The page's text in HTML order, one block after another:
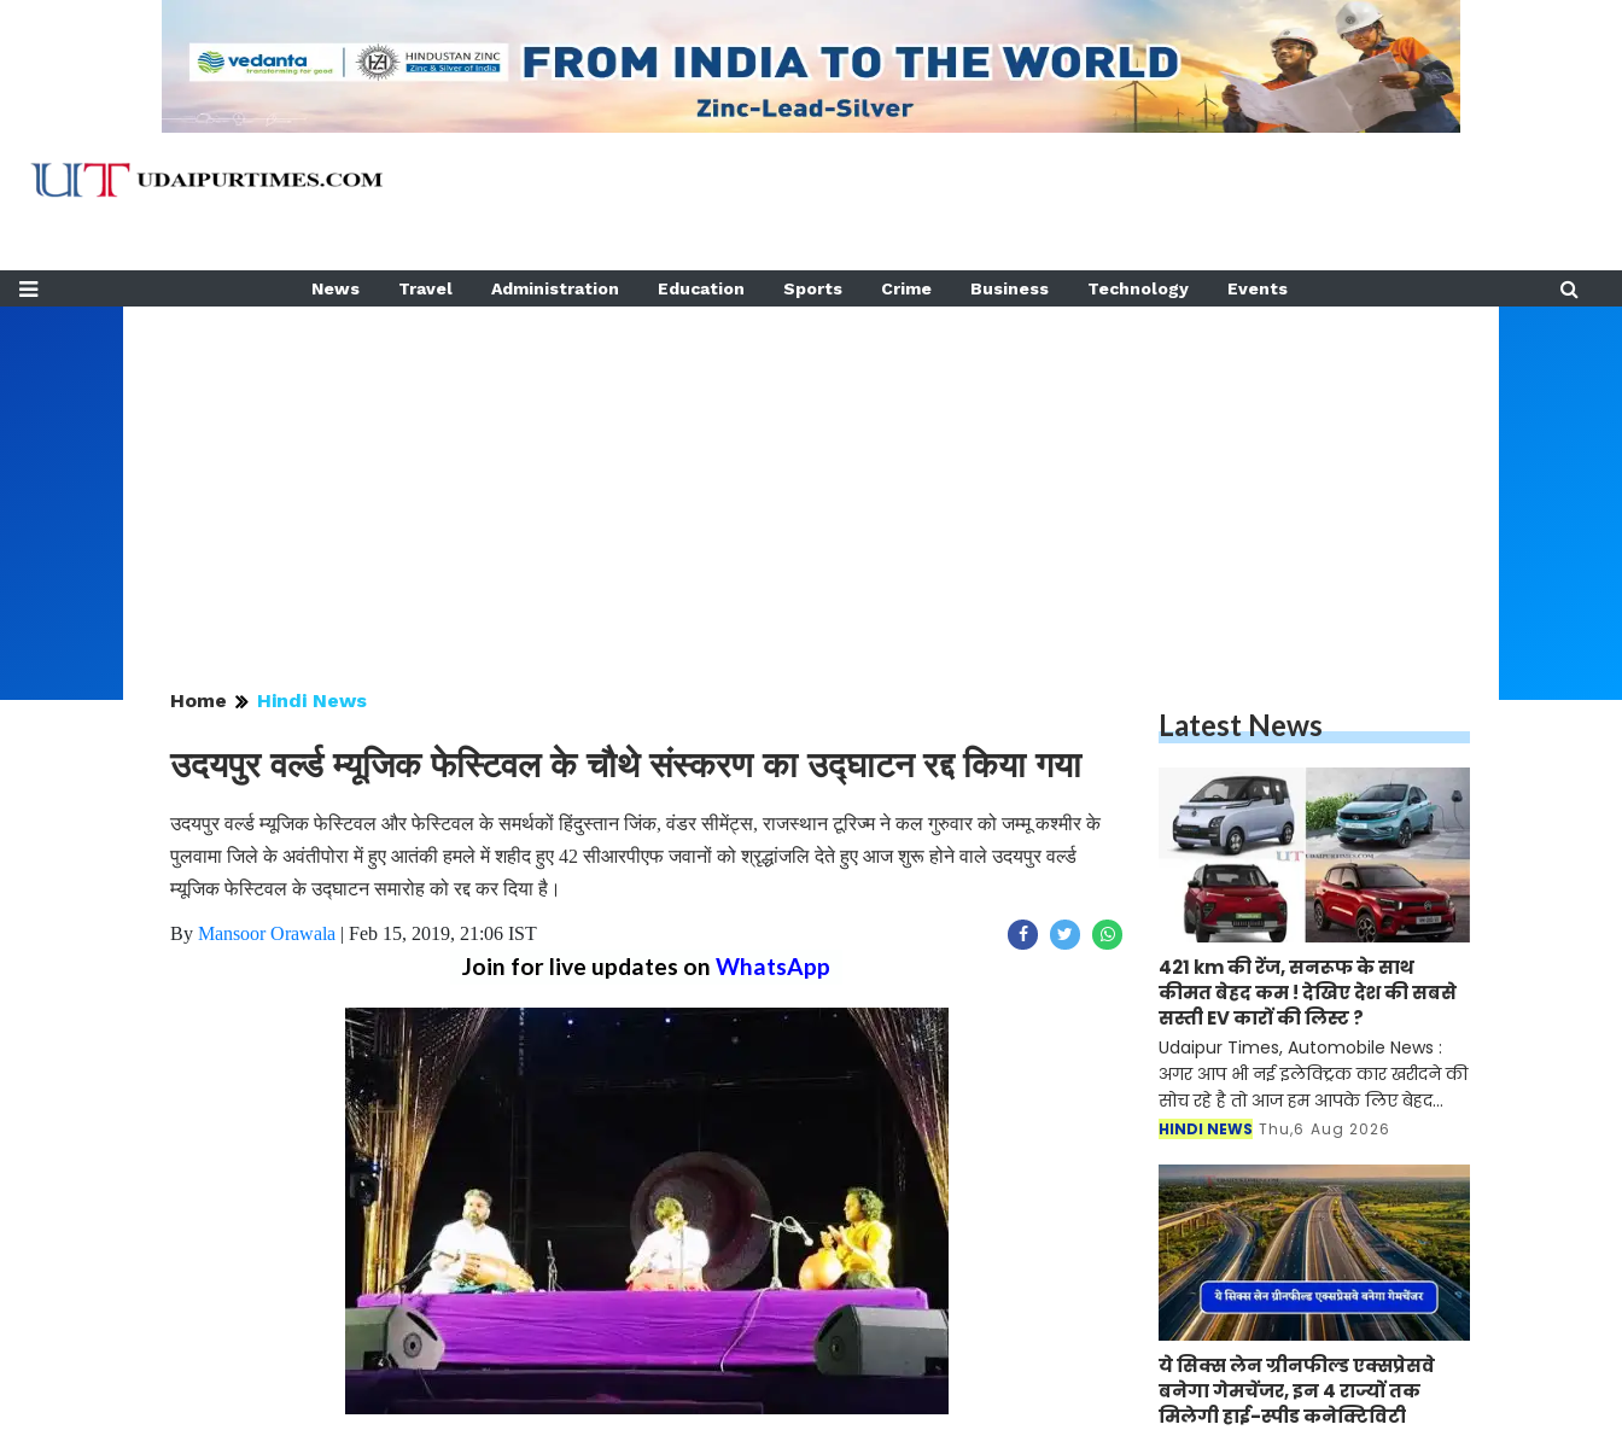
News Travel Administration Education Sports Crime Business Technology Events
Home Hindi News
उदयपुर वर्ल्ड म्यूजिक फेस्टिवल के चौथे संस्करण का उद्घाटन रद्द किया गया
उदयपुर वर्ल्ड म्यूजिक फेस्टिवल और फेस्टिवल के समर्थकों हिंदुस्तान जिंक, वंडर सीमेंट्स, राजस्थान टूरिज्म ने कल गुरुवार को जम्मू कश्मीर के
पुलवामा जिले के अवंतीपोरा में हुए आतंकी हमले में शहीद हुए 42 सीआरपीएफ जवानों को श्रृद्धांजलि देते हुए आज शुरू होने वाले उदयपुर वर्ल्ड
म्यूजिक फेस्टिवल के उद्घाटन समारोह को रद्द कर दिया है।
By Mansoor Orawala | Feb 15, 2019, 21:06 IST
Join for live updates on WhatsApp
Latest News
421 km की रेंज, सनरूफ के साथ
कीमत बेहद कम ! देखिए देश की सबसे
सस्ती EV कारों की लिस्ट ?
Udaipur Times, Automobile News :
अगर आप भी नई इलेक्ट्रिक कार खरीदने की
सोच रहे है तो आज हम आपके लिए बेहद
जरूरी जानकारी लेकर आए है। आज हम
वाली इलेक्ट्रिक कारों
HINDI NEWS Thu,6 Aug 2026
ये सिक्स लेन ग्रीनफील्ड एक्सप्रेसवे
बनेगा गेमचेंजर, इन 4 राज्यों तक
मिलेगी हाई-स्पीड कनेक्टिविटी